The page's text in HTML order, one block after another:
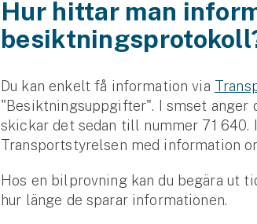
Hur hittar man
Du kan enkelt få information via
"Besiktningsuppgifter". I smset anger
skickar det sedan till nummer 71
Transportstyrelsen med information
Hos en bilprovning kan du begära ut
hur länge de sparar informationen.